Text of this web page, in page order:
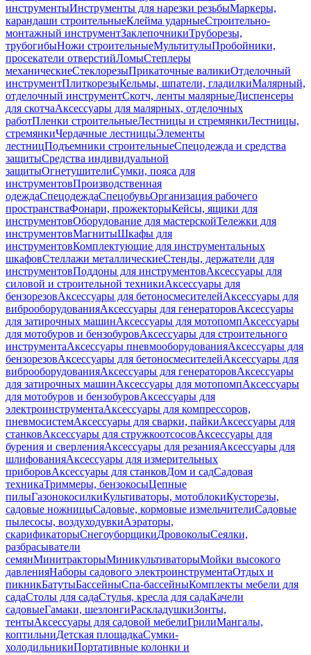
инструментыИнструменты для нарезки резьбыМаркеры,
карандаши строительныеКлейма ударныеСтроительно-
монтажный инструментЗаклепочникиТруборезы,
трубогибыНожи строительныеМультитулыПробойники,
просекатели отверстийЛомыСтеплеры
механическиеСтеклорезыПрикаточные валикиОтделочный
инструментПлиткорезыКельмы, шпатели, гладилкиМалярный,
отделочный инструментСкотч, ленты малярныеДиспенсеры
для скотчаАксессуары для малярных, отделочных
работПленки строительныеЛестницы и стремянкиЛестницы,
стремянкиЧердачные лестницыЭлементы
лестницПодъемники строительныеСпецодежда и средства
защитыСредства индивидуальной
защитыОгнетушителиСумки, пояса для
инструментовПроизводственная
одеждаСпецодеждаСпецобувьОрганизация рабочего
пространстваФонари, прожекторыКейсы, ящики для
инструментовОборудование для мастерскойТележки для
инструментовМагнитыШкафы для
инструментовКомплектующие для инструментальных
шкафовСтеллажи металлическиеСтенды, держатели для
инструментовПоддоны для инструментовАксессуары для
силовой и строительной техникиАксессуары для
бензорезовАксессуары для бетоносмесителейАксессуары для
виброоборудованияАксессуары для генераторовАксессуары
для затирочных машинАксессуары для мотопомпАксессуары
для мотобуров и бензобуровАксессуары для строительного
инструментаАксессуары пневмооборудованияАксессуары для
бензорезовАксессуары для бетоносмесителейАксессуары для
виброоборудованияАксессуары для генераторовАксессуары
для затирочных машинАксессуары для мотопомпАксессуары
для мотобуров и бензобуровАксессуары для
электроинструментаАксессуары для компрессоров,
пневмосистемАксессуары для сварки, пайкиАксессуары для
станковАксессуары для стружкоотсосовАксессуары для
бурения и сверленияАксессуары для резанияАксессуары для
шлифованияАксессуары для измерительных
приборовАксессуары для станковДом и садСадовая
техникаТриммеры, бензокосыЦепные
пилыГазонокосилкиКультиваторы, мотоблокиКусторезы,
садовые ножницыСадовые, кормовые измельчителиСадовые
пылесосы, воздуходувкиАэраторы,
скарификаторыСнегоуборщикиДровоколыСеялки,
разбрасыватели
семянМинитракторыМиникультиваторыМойки высокого
давленияНаборы садового электроинструментаОтдых и
пикникБатутыБассейныСпа-бассейныКомплекты мебели для
садаСтолы для садаСтулья, кресла для садаКачели
садовыеГамаки, шезлонгиРаскладушкиЗонты,
тентыАксессуары для садовой мебелиГрилиМангалы,
коптильниДетская площадкаСумки-
холодильникиПортативные колонки и